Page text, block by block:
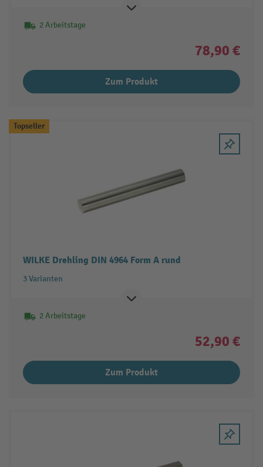
2 Arbeitstage
78,90 €
Zum Produkt
Topseller
WILKE Drehling DIN 4964 Form A rund
3 Varianten
2 Arbeitstage
52,90 €
Zum Produkt